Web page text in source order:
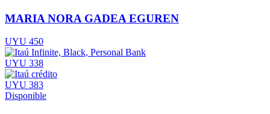
MARIA NORA GADEA EGUREN
UYU 450
UYU 338
UYU 383
Disponible